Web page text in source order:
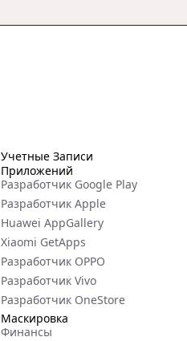
Маскировка
Финансы
Учетные Записи
Приложений
Разработчик Google Play
Разработчик Apple
Huawei AppGallery
Xiaomi GetApps
Разработчик OPPO
Разработчик Vivo
Разработчик OneStore